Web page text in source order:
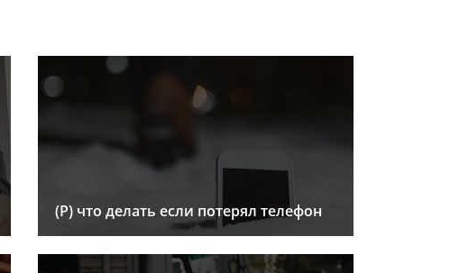
(Р) что делать если потерял телефон